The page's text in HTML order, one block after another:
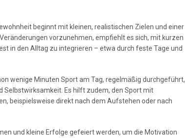
beginnt mit kleinen, realistischen Zielen und einer
vorzunehmen, empfiehlt es sich, mit kurzen
in den Alltag zu integrieren – etwa durch feste Tage und
wenige Minuten Sport am Tag, regelmäßig durchgeführt,
Selbstwirksamkeit. Es hilft zudem, den Sport mit
beispielsweise direkt nach dem Aufstehen oder nach
und kleine Erfolge gefeiert werden, um die Motivation